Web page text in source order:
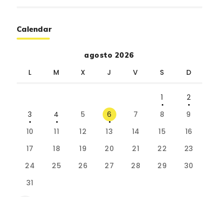
Calendar
agosto 2026
L M X J V S D
1
2
3
4 5 6 7 8
9
10
11 12 13 14 15
16
17
18 19 20 21 22
23
24
25 26 27 28 29
30
31